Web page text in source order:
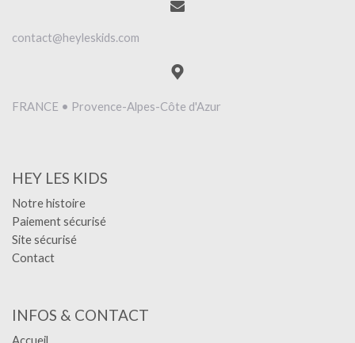
contact@heyleskids.com
FRANCE • Provence-Alpes-Côte d'Azur
HEY LES KIDS
Notre histoire
Paiement sécurisé
Site sécurisé
Contact
INFOS & CONTACT
Accueil